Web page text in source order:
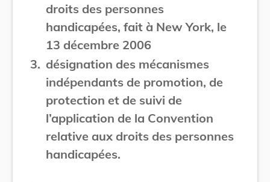
droits des personnes
handicapées, fait à New York, le
13 décembre 2006
3. désignation des mécanismes
indépendants de promotion, de
protection et de suivi de
l’application de la Convention
relative aux droits des personnes
handicapées.